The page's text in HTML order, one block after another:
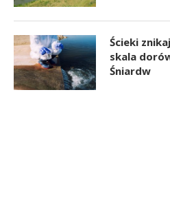
Ścieki
skala
Śniardw